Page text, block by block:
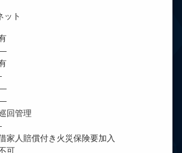
ット
管理
賠償付き火災保険要加入
可